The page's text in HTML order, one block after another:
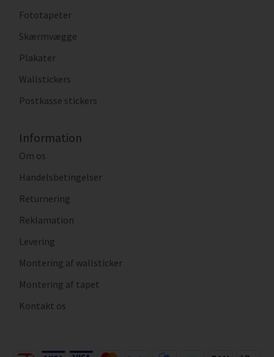
Fototapeter
Skærmvægge
Plakater
Wallstickers
Postkasse stickers
Information
Om os
Handelsbetingelser
Returnering
Reklamation
Levering
Montering af wallsticker
Montering af tapet
Kontakt os